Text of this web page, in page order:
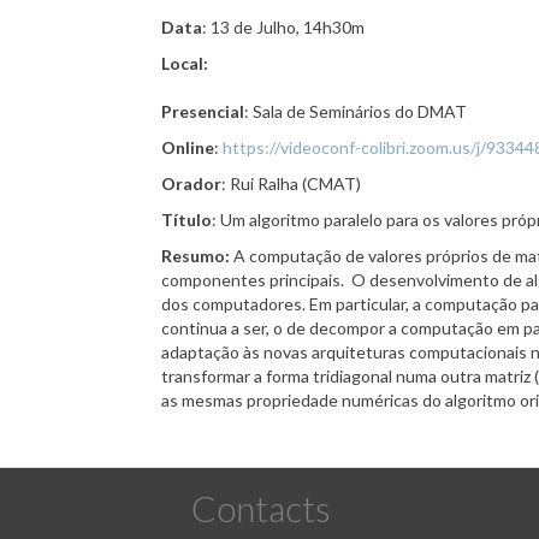
Data: 13 de Julho, 14h30m
Local:
Presencial: Sala de Seminários do DMAT
Online:https://videoconf-colibri.zoom.us/j/
Orador: Rui Ralha (CMAT)
Título: Um algoritmo paralelo para os valores
Resumo: A computação de valores próprios de
componentes principais. O desenvolvimento de
dos computadores. Em particular, a computação
continua a ser, o de decompor a computação em
adaptação às novas arquiteturas computacionais
transformar a forma tridiagonal numa outra
as mesmas propriedade numéricas do algoritmo
Contacts